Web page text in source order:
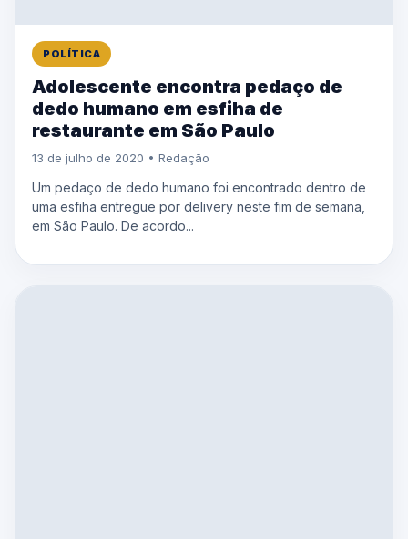
POLÍTICA
Adolescente encontra pedaço de
dedo humano em esfiha de
restaurante em São Paulo
13 de julho de 2020 • Redação
Um pedaço de dedo humano foi encontrado dentro de
uma esfiha entregue por delivery neste fim de semana,
em São Paulo. De acordo...